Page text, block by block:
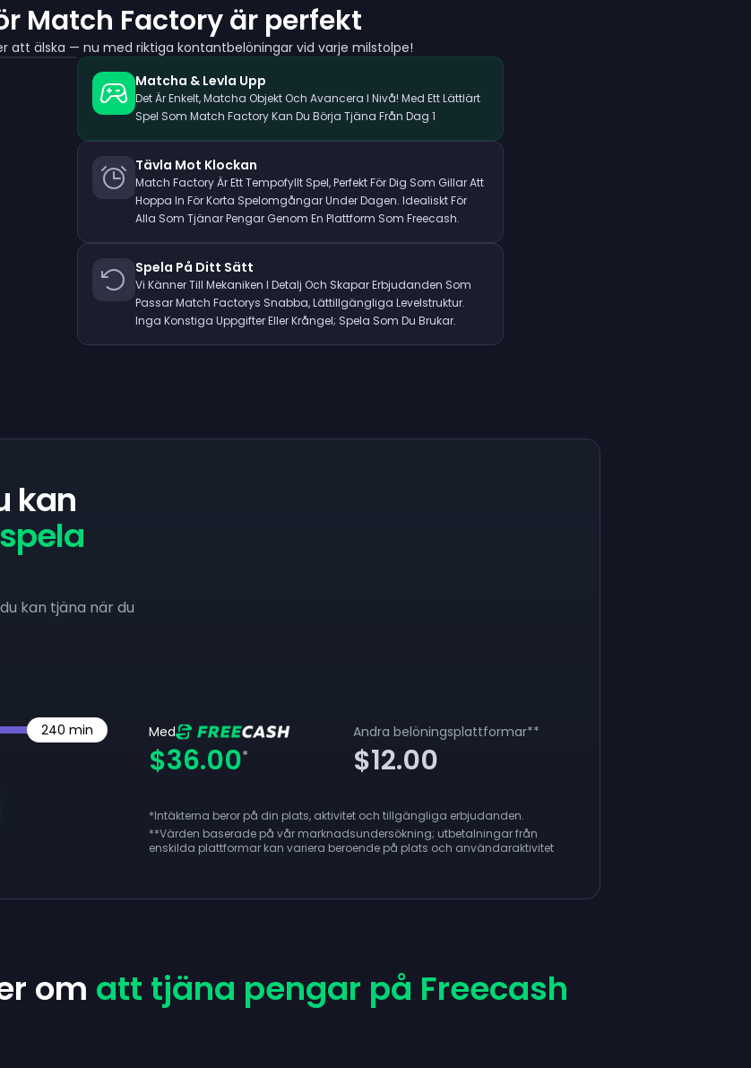
Match Factory är perfekt
att älska — nu med riktiga kontantbelöningar vid varje milstolpe!
Matcha & Levla Upp
Det Är Enkelt, Matcha Objekt Och Avancera I Nivå! Med Ett Lättlärt
Spel Som Match Factory Kan Du Börja Tjäna Från Dag 1
Tävla Mot Klockan
Match Factory Är Ett Tempofyllt Spel, Perfekt För Dig Som Gillar Att
Hoppa In För Korta Spelomgångar Under Dagen. Idealiskt För
Alla Som Tjänar Pengar Genom En Plattform Som Freecash.
Spela På Ditt Sätt
Vi Känner Till Mekaniken I Detalj Och Skapar Erbjudanden Som
Passar Match Factorys Snabba, Lättillgängliga Levelstruktur.
Inga Konstiga Uppgifter Eller Krångel; Spela Som Du Brukar.
kan
kan tjäna när du
240 min Med
$36.00*
Andra belöningsplattformar**
$12.00
*Intäkterna beror på din plats, aktivitet och tillgängliga erbjudanden.
**Värden baserade på vår marknadsundersökning; utbetalningar från
enskilda plattformar kan variera beroende på plats och användaraktivitet
om att tjäna pengar på Freecash